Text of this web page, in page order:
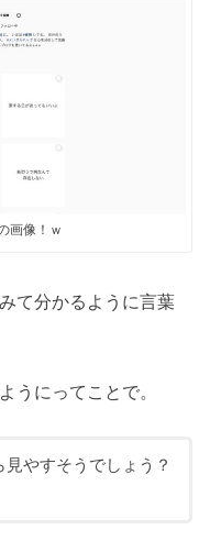
画像！ｗ
て分かるように言葉
うにってことで。
やすそうでしょう？